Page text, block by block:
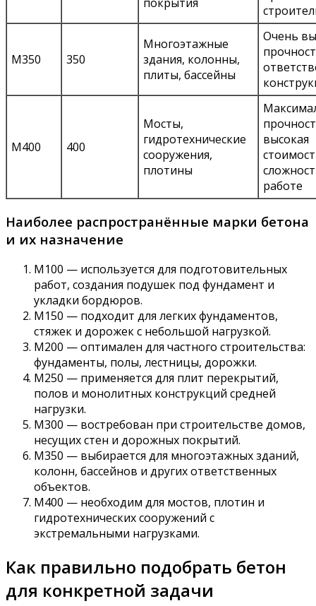
М350 350
Многоэтажные
здания, колонны,
плиты, бассейны
Очень
М400 400
Мосты,
гидротехнические
сооружения,
плотины
высокая
работе
Наиболее распространённые марки бетона
и их назначение
М100 — используется для подготовительных
работ, создания подушек под фундамент и
укладки бордюров.
М150 — подходит для легких фундаментов,
стяжек и дорожек с небольшой нагрузкой.
М200 — оптимален для частного строительства:
фундаменты, полы, лестницы, дорожки.
М250 — применяется для плит перекрытий,
полов и монолитных конструкций средней
нагрузки.
М300 — востребован при строительстве домов,
несущих стен и дорожных покрытий.
М350 — выбирается для многоэтажных зданий,
колонн, бассейнов и других ответственных
объектов.
М400 — необходим для мостов, плотин и
гидротехнических сооружений с
экстремальными нагрузками.
Как правильно подобрать бетон
для конкретной задачи